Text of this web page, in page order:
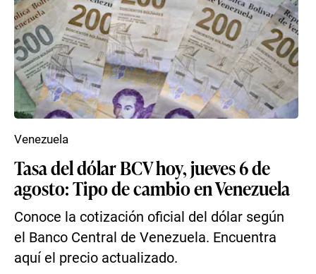
Tasa del dólar BCV hoy, jueves 6 de
agosto: Tipo de cambio en Venezuela
Conoce la cotización oficial del dólar según
el Banco Central de Venezuela. Encuentra
aquí el precio actualizado.
Venezuela